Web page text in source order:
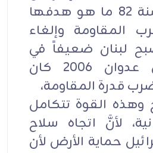
واجتاحت لبنان سنة 82 ما هو هدفها
وإلغاء
لبنان ضعيفاً في
مواجهتها، وفي عدوان 2006 كان
قدرة المقاومة،
وهذه القوة تتكامل
لأنَّ اتجاه سلاح
حماية الأرض لأن